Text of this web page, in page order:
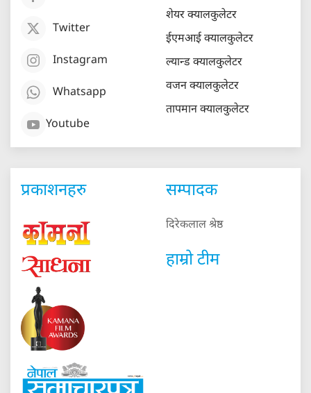
Twitter
Instagram
Whatsapp
Youtube
शेयर क्यालकुलेटर
ईएमआई क्यालकुलेटर
ल्यान्ड क्यालकुलेटर
वजन क्यालकुलेटर
तापमान क्यालकुलेटर
प्रकाशनहरु सम्पादक
दिरेकलाल श्रेष्ठ
हाम्रो टीम